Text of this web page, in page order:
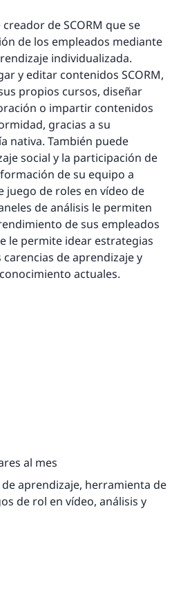
de SCORM que se
de los empleados mediante
individualizada.
y editar contenidos SCORM,
propios cursos, diseñar
o impartir contenidos
gracias a su
nativa. También puede
social y la participación de
de su equipo a
juego de roles en vídeo de
de análisis le permiten
de sus empleados
le permite idear estrategias
de aprendizaje y
actuales.
al mes
de aprendizaje, herramienta de
de rol en vídeo, análisis y